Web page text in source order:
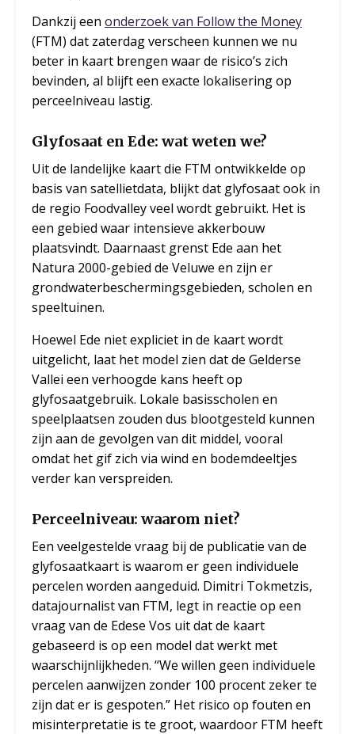
Dankzij een onderzoek van Follow the Money
(FTM) dat zaterdag verscheen kunnen we nu
beter in kaart brengen waar de risico’s zich
bevinden, al blijft een exacte lokalisering op
perceelniveau lastig.
Glyfosaat en Ede: wat weten we?
Uit de landelijke kaart die FTM ontwikkelde op
basis van satellietdata, blijkt dat glyfosaat ook in
de regio Foodvalley veel wordt gebruikt. Het is
een gebied waar intensieve akkerbouw
plaatsvindt. Daarnaast grenst Ede aan het
Natura 2000-gebied de Veluwe en zijn er
grondwaterbeschermingsgebieden, scholen en
speeltuinen.
Hoewel Ede niet expliciet in de kaart wordt
uitgelicht, laat het model zien dat de Gelderse
Vallei een verhoogde kans heeft op
glyfosaatgebruik. Lokale basisscholen en
speelplaatsen zouden dus blootgesteld kunnen
zijn aan de gevolgen van dit middel, vooral
omdat het gif zich via wind en bodemdeeltjes
verder kan verspreiden.
Perceelniveau: waarom niet?
Een veelgestelde vraag bij de publicatie van de
glyfosaatkaart is waarom er geen individuele
percelen worden aangeduid. Dimitri Tokmetzis,
datajournalist van FTM, legt in reactie op een
vraag van de Edese Vos uit dat de kaart
gebaseerd is op een model dat werkt met
waarschijnlijkheden. “We willen geen individuele
percelen aanwijzen zonder 100 procent zeker te
zijn dat er is gespoten.” Het risico op fouten en
misinterpretatie is te groot, waardoor FTM heeft